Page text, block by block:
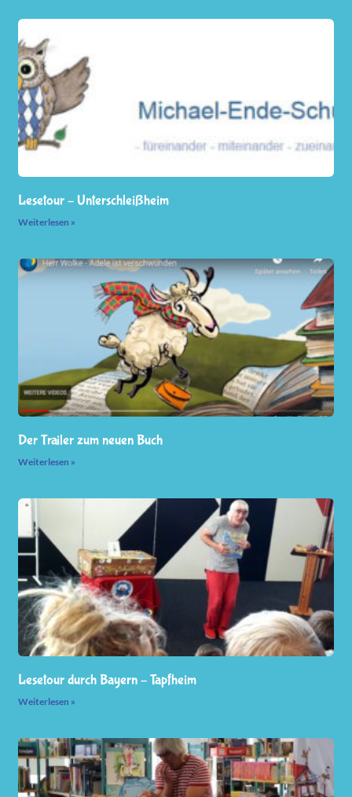
Lesetour – Unterschleißheim
Weiterlesen »
Der Trailer zum neuen Buch
Weiterlesen »
Lesetour durch Bayern – Tapfheim
Weiterlesen »